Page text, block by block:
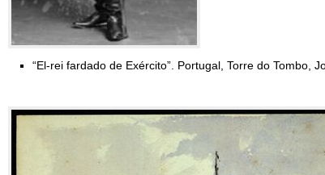
“El-rei fardado de Exército”. Portugal, Torre do Tombo,